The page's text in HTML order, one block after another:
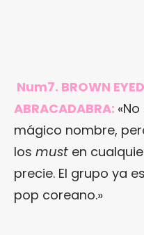
Num7. BROWN
ABRACADABRA:
mágico nombre,
los must en
precie. El grupo ya
pop coreano.»